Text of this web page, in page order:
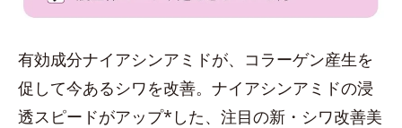
有効成分ナイアシンアミドが、コラーゲン産生を
促して今あるシワを改善。ナイアシンアミドの浸
透スピードがアップ*した、注目の新・シワ改善美